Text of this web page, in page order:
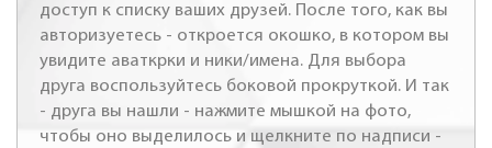
доступ к списку ваших друзей. После того, как вы
авторизуетесь - откроется окошко, в котором вы
увидите аваткрки и ники/имена. Для выбора
друга воспользуйтесь боковой прокруткой. И так
- друга вы нашли - нажмите мышкой на фото,
чтобы оно выделилось и щелкните по надписи -